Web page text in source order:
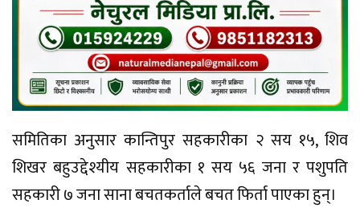
समितिका अनुसार कान्तिपुर सहकारीका २ सय १५, शिव
शिखर बहुउद्देश्यीय सहकारीका १ सय ५६ जना र पशुपति
सहकारी ७ जना साना बचतकर्ताले बचत फिर्ता पाएका हुन्।